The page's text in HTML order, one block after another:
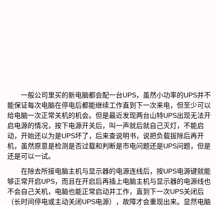
一般公司里买的新电脑都会配一台UPS，虽然小功率的UPS并不
能保证每次电脑在停电后都能继续工作直到下一次来电，但至少可以
给电脑一次正常关机的机会。但是最近发现两台山特UPS出现无法开
启电源的情况，按下电源开关后，叫一声就后就自己灭灯，不能启
动，开始还以为是UPS坏了，后来查说明书，说把负载拔除后再开
机，虽然原意是检测是否过载和判断是市电问题还是UPS问题，但是
还是可以一试。
在除去所接电脑主机与显示器的电源连线后，按UPS电源键就能
够正常开启UPS，而且在开启后再插上电脑主机与显示器的电源线也
不会自己关机，电脑也能正常启动并工作，直到下一次UPS关闭后
（长时间停电或主动关闭UPS电源），故障才会重现出来。显然电脑